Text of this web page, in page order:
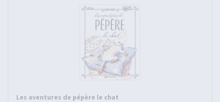
Les aventures de pépère le chat